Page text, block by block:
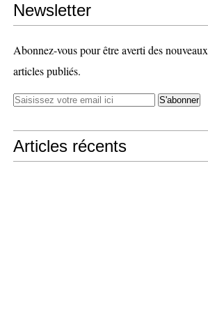
Newsletter
Abonnez-vous pour être averti des nouveaux
articles publiés.
Articles récents